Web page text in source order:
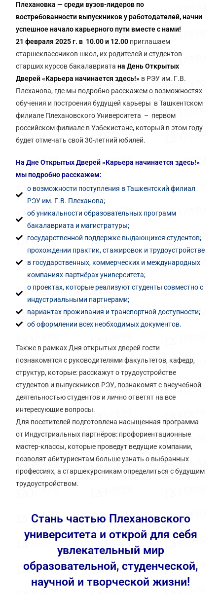
Плехановка — среди вузов-лидеров по
востребованности выпускников у работодателей, начни
успешное начало карьерного пути вместе с нами!
21 февраля 2025 г. в 10.00 и 12.00 приглашаем
старшеклассников школ, их родителей и студентов
старших курсов бакалавриата на День Открытых
Дверей «Карьера начинается здесь!» в РЭУ им. Г.В.
Плеханова, где мы подробно расскажем о возможностях
обучения и построения будущей карьеры в Ташкентском
филиале Плехановского Университета – первом
российском филиале в Узбекистане, который в этом году
будет отмечать свой 30-летний юбилей.
На Дне Открытых Дверей «Карьера начинается здесь!»
мы подробно расскажем:
о возможности поступления в Ташкентский филиал
РЭУ им. Г.В. Плеханова;
об уникальности образовательных программ
бакалавриата и магистратуры;
государственной поддержке выдающихся студентов;
прохождении практик, стажировок и трудоустройстве
в государственных, коммерческих и международных
компаниях-партнёрах университета;
о проектах, которые реализуют студенты совместно с
индустриальными партнерами;
вариантах проживания и транспортной доступности;
об оформлении всех необходимых документов.
Также в рамках Дня открытых дверей гости
познакомятся с руководителями факультетов, кафедр,
структур, которые: расскажут о трудоустройстве
студентов и выпускников РЭУ, познакомят с внеучебной
деятельностью студентов и лично ответят на все
интересующие вопросы.
Для посетителей подготовлена насыщенная программа
от Индустриальных партнёров: профориентационные
мастер-классы, которые проведут ведущие компании,
позволят абитуриентам больше узнать о выбранных
профессиях, а старшекурсникам определиться с будущим
трудоустройством.
Стань частью Плехановского
университета и открой для себя
увлекательный мир
образовательной, студенческой,
научной и творческой жизни!